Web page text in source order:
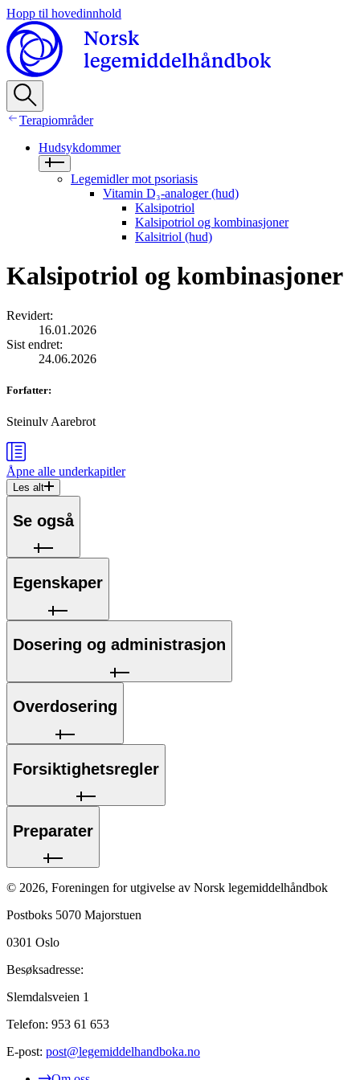
Hopp til hovedinnhold
Terapiområder
Hudsykdommer
Legemidler mot psoriasis
Vitamin D₃-analoger (hud)
Kalsipotriol
Kalsipotriol og kombinasjoner
Kalsitriol (hud)
Kalsipotriol og kombinasjoner
Revidert:
16.01.2026
Sist endret:
24.06.2026
Forfatter:
Steinulv Aarebrot
Åpne alle underkapitler
Les alt
Se også
Egenskaper
Dosering og administrasjon
Overdosering
Forsiktighetsregler
Preparater
© 2026, Foreningen for utgivelse av Norsk legemiddelhåndbok
Postboks 5070 Majorstuen
0301 Oslo
Besøksadresse:
Slemdalsveien 1
Telefon: 953 61 653
E-post: post@legemiddelhandboka.no